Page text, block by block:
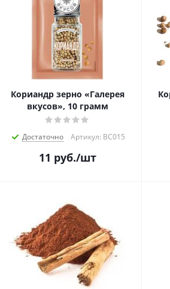
Кориандр зерно «Галерея
вкусов», 10 грамм
Достаточно Артикул: ВС015
11 руб./шт